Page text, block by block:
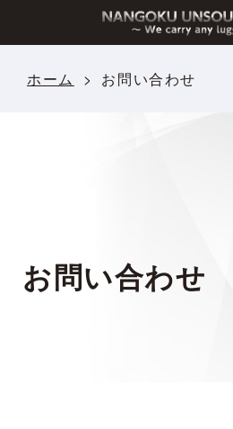
ホーム お問い合わせ
お問い合わせ